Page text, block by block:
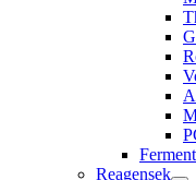
Reagensek